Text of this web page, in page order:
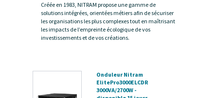
Créée en 1983, NITRAM propose une gamme de
solutions intégrées, orientées métiers afin de sécuriser
les organisations les plus complexes tout en maîtrisant
les impacts de l’empreinte écologique de vos
investissements et de vos créations.
Onduleur Nitram
ElitePro3000ELCDRT2U
3000VA/2700W -